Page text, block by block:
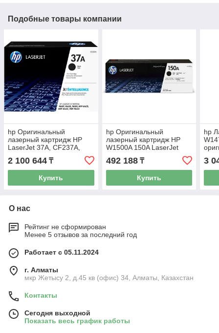
Подобные товары компании
hp Оригинальный
лазерный картридж HP
LaserJet 37A, CF237A,
2 100 644 ₸
Купить
hp Оригинальный
лазерный картридж HP
W1500A 150A LaserJet
492 188₸
Купить
hp
3
О нас
Рейтинг не сформирован
Менее 5 отзывов за последний год
Работает с 05.11.2024
г. Алматы
мкр Жетысу 2, д.45 кв (офис) 34, Алматы, Казахстан
Контакты
Сегодня выходной
Показать весь график работы